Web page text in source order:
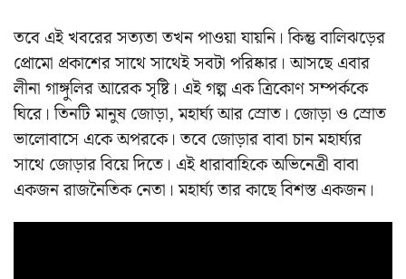
তবে এই খবরের সত্যতা তখন পাওয়া যায়নি। কিন্তু বালিঝড়ের
প্রোমো প্রকাশের সাথে সাথেই সবটা পরিষ্কার। আসছে এবার
লীনা গাঙ্গুলির আরেক সৃষ্টি। এই গল্প এক ত্রিকোণ সম্পর্ককে
ঘিরে। তিনটি মানুষ জোড়া, মহার্ঘ্য আর স্রোত। জোড়া ও স্রোত
ভালোবাসে একে অপরকে। তবে জোড়ার বাবা চান মহার্ঘ্যর
সাথে জোড়ার বিয়ে দিতে। এই ধারাবাহিকে অভিনেত্রী বাবা
একজন রাজনৈতিক নেতা। মহার্ঘ্য তার কাছে বিশস্ত একজন।